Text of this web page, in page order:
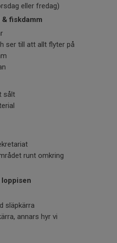
eller fredag)
fiskdamm
ser till att allt flyter på
sålt
runt omkring
släpkärra
annars hyr vi